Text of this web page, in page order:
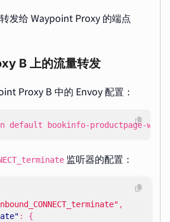
发给 Waypoint Proxy 的端点
B 上的流量转发
Proxy B 中的 Envoy 配置：
default bookinfo-productpage-
监听器的配置：
,
:
{